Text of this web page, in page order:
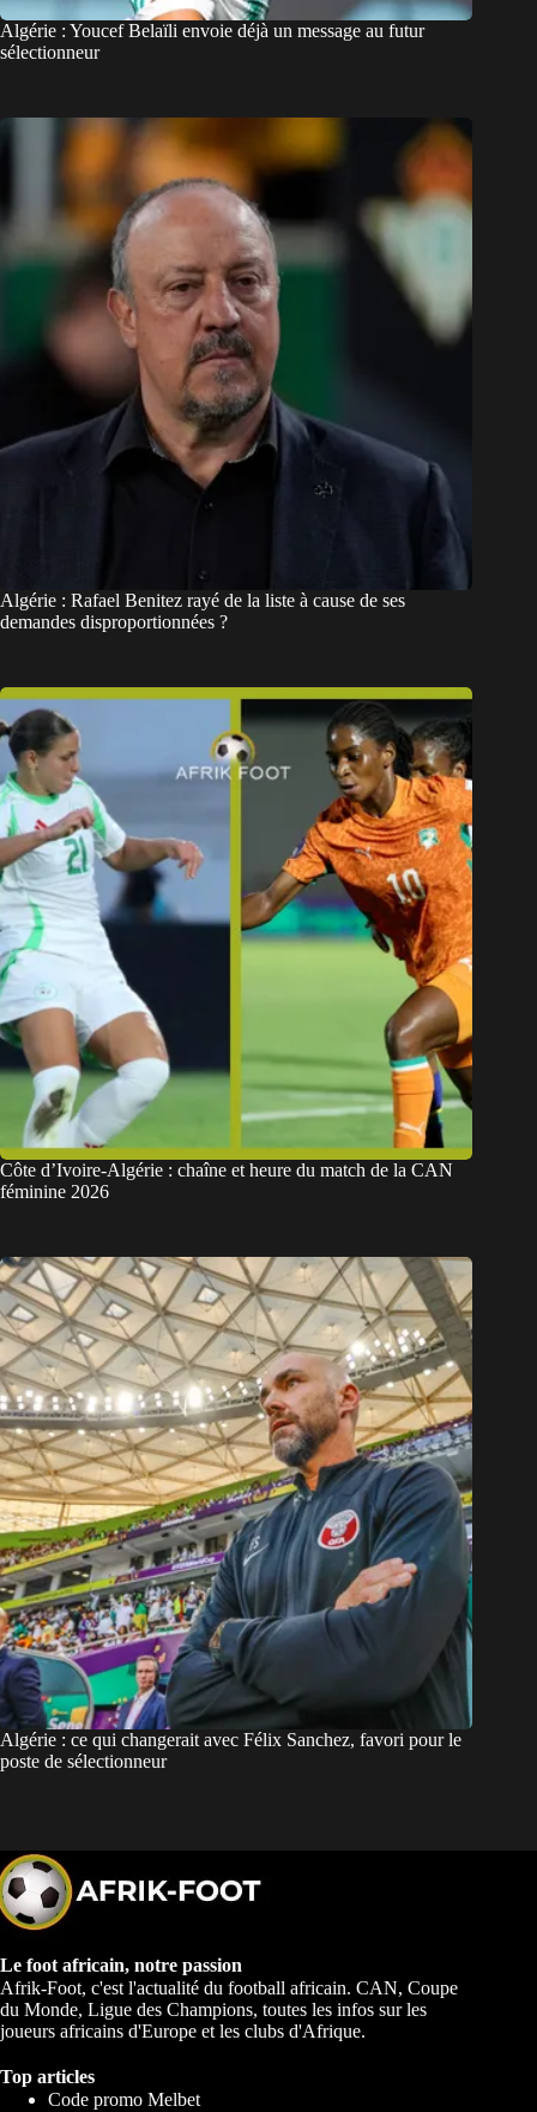
Algérie : Youcef Belaïli envoie déjà un message au futur
sélectionneur
Algérie : Rafael Benitez rayé de la liste à cause de ses
demandes disproportionnées ?
Côte d’Ivoire-Algérie : chaîne et heure du match de la CAN
féminine 2026
Algérie : ce qui changerait avec Félix Sanchez, favori pour le
poste de sélectionneur
Le foot africain, notre passion
Afrik-Foot, c'est l'actualité du football africain. CAN, Coupe
du Monde, Ligue des Champions, toutes les infos sur les
joueurs africains d'Europe et les clubs d'Afrique.
Top articles
Code promo Melbet